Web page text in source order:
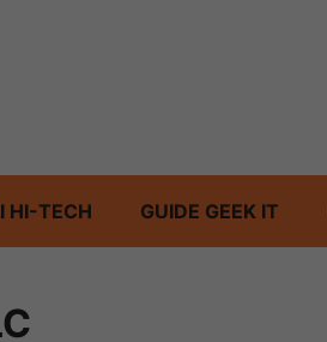
HI-TECH GUIDE GEEK IT